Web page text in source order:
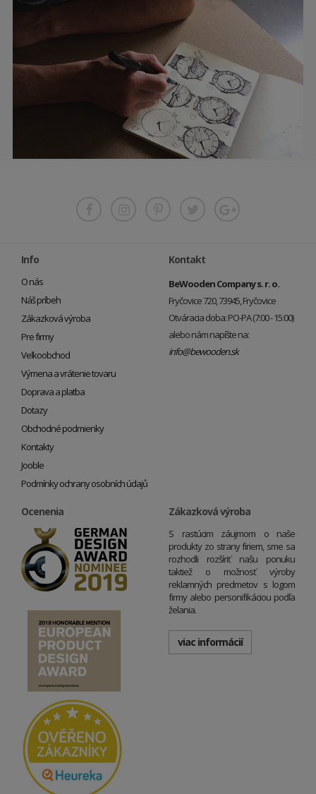
Info
O nás
Náš príbeh
Zákazková výroba
Pre firmy
Veľkoobchod
Výmena a vrátenie tovaru
Doprava a platba
Dotazy
Obchodné podmienky
Kontakty
Jooble
Podmínky ochrany osobních údajů
Kontakt
BeWooden Company s. r. o.
Fryčovice 720, 73945, Fryčovice
Otváracia doba: PO-PA (7:00 - 15:00)
alebo nám napíšte na:
info@bewooden.sk
Ocenenia Zákazková výroba
S rastúcim záujmom o naše
produkty zo strany firiem, sme sa
rozhodli rozšíriť našu ponuku
taktiež o možnosť výroby
reklamných predmetov s logom
firmy alebo personifikáciou podľa
želania.
viac informácií